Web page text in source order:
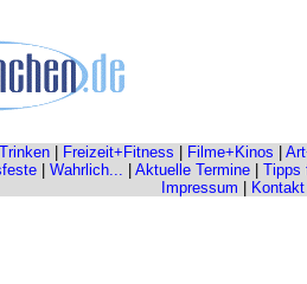
Freizeit+Fitness Filme+Kinos
| Wahrlich... Aktuelle Termine Tipps
Impressum
Kontakt